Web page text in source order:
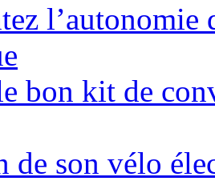
l’autonomie
bon kit de
de son vélo